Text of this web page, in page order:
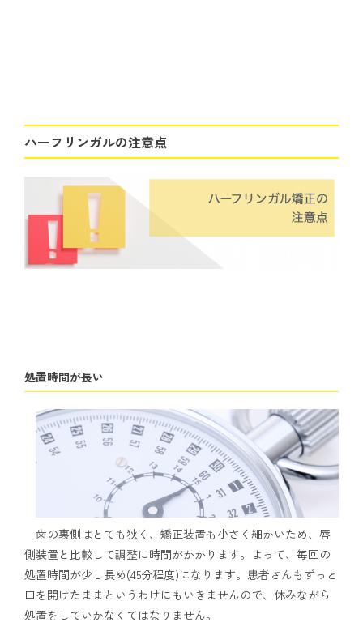
ハーフリンガルの注意点
処置時間が長い
歯の裏側はとても狭く、矯正装置も小さく細かいため、唇
側装置と比較して調整に時間がかかります。よって、毎回の
処置時間が少し長め(45分程度)になります。患者さんもずっと
口を開けたままというわけにもいきませんので、休みながら
処置をしていかなくてはなりません。